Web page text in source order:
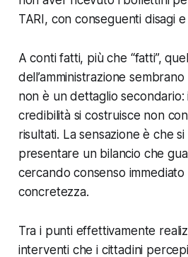
TARI, con conseguenti disagi
A conti fatti, più che “fatti”,
dell’amministrazione
non è un dettaglio secondario:
credibilità si costruisce non
risultati. La sensazione è che
presentare un bilancio che
cercando consenso immediato
concretezza.
Tra i punti effettivamente
interventi che i cittadini